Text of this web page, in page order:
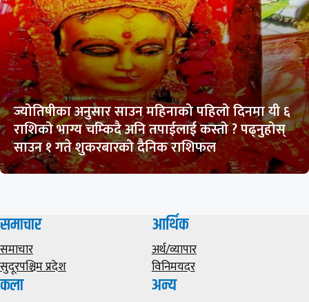
ज्योतिषीका अनुसार साउन महिनाको पहिलो दिनमा यी ६
राशिको भाग्य चम्किदै अनि तपाईलाई कस्तो ? पढ्नुहोस्
साउन १ गते शुकरबारको दैनिक राशिफल
समाचार
समाचार
सुदूरपश्चिम प्रदेश
आर्थिक
अर्थ/व्यापार
विनिमयदर
कला अन्य